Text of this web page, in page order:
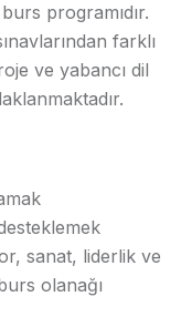
programıdır.
farklı
ve yabancı dil
sanat, liderlik ve
olanağı